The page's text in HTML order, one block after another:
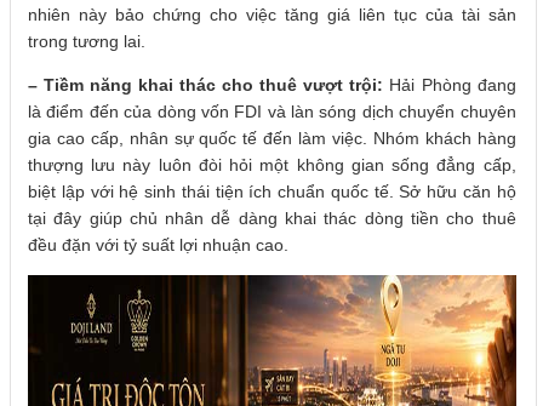
nhiên này bảo chứng cho việc tăng giá liên tục của tài sản
trong tương lai.
– Tiềm năng khai thác cho thuê vượt trội: Hải Phòng đang
là điểm đến của dòng vốn FDI và làn sóng dịch chuyển chuyên
gia cao cấp, nhân sự quốc tế đến làm việc. Nhóm khách hàng
thượng lưu này luôn đòi hỏi một không gian sống đẳng cấp,
biệt lập với hệ sinh thái tiện ích chuẩn quốc tế. Sở hữu căn hộ
tại đây giúp chủ nhân dễ dàng khai thác dòng tiền cho thuê
đều đặn với tỷ suất lợi nhuận cao.